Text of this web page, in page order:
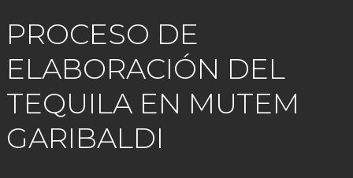
PROCESO DE
ELABORACIÓN DEL
TEQUILA EN MUTEM
GARIBALDI